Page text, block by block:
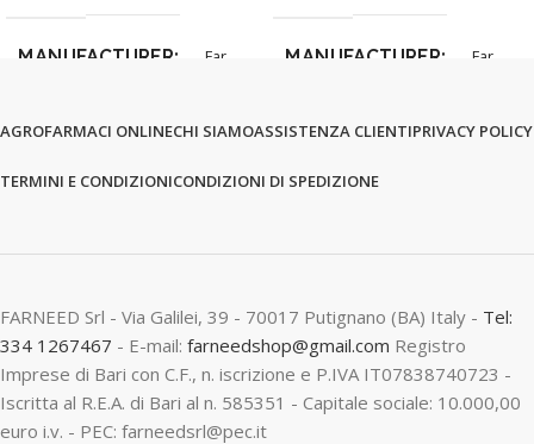
MANUFACTURER Far MANUFACTURER Far
AGROFARMACI ONLINECHI SIAMOASSISTENZA CLIENTIPRIVACY POLICY
TERMINI E CONDIZIONICONDIZIONI DI SPEDIZIONE
FARNEED Srl - Via Galilei, 39 - 70017 Putignano (BA) Italy - Tel:
334 1267467 - E-mail: farneedshop@gmail.com Registro
Imprese di Bari con C.F., n. iscrizione e P.IVA IT07838740723 -
Iscritta al R.E.A. di Bari al n. 585351 - Capitale sociale: 10.000,00
euro i.v. - PEC: farneedsrl@pec.it